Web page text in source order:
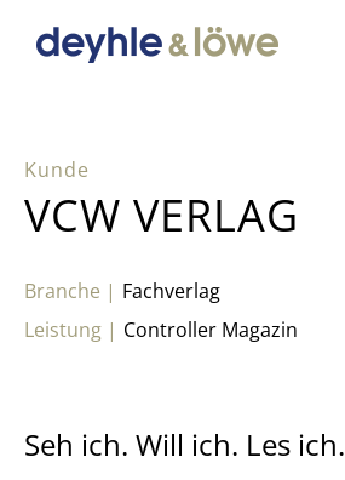
Inhalt
springen
VCW VERLAG
Fachverlag
Controller Magazin
Seh ich. Will ich. Les ich.